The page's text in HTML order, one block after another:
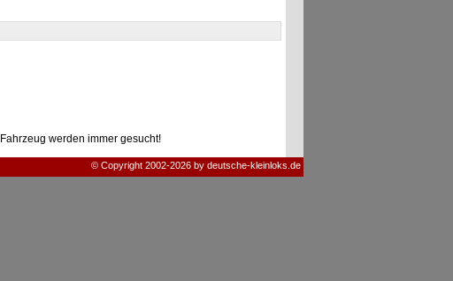
werden immer gesucht!
© Copyright 2002-2026 by deutsche-kleinloks.de